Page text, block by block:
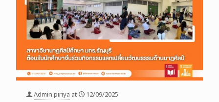
Admin.piriya at
12/09/2025